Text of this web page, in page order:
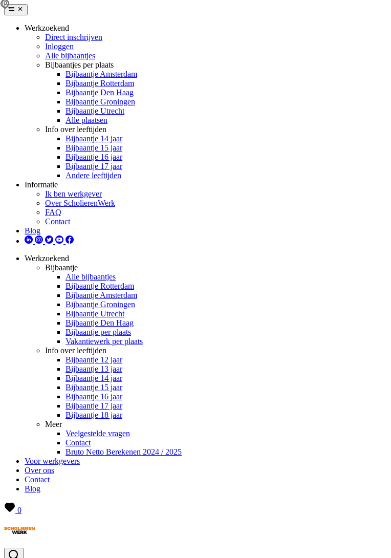
Werkzoekend
Direct inschrijven
Inloggen
Alle bijbaantjes
Bijbaantjes per plaats
Bijbaantje Amsterdam
Bijbaantje Rotterdam
Bijbaantje Den Haag
Bijbaantje Groningen
Bijbaantje Utrecht
Alle plaatsen
Info over leeftijden
Bijbaantje 14 jaar
Bijbaantje 15 jaar
Bijbaantje 16 jaar
Bijbaantje 17 jaar
Andere leeftijden
Informatie
Ik ben werkgever
Over ScholierenWerk
FAQ
Contact
Blog
Werkzoekend
Bijbaantje
Alle bijbaantjes
Bijbaantje Rotterdam
Bijbaantje Amsterdam
Bijbaantje Groningen
Bijbaantje Utrecht
Bijbaantje Den Haag
Bijbaantje per plaats
Vakantiewerk per plaats
Info over leeftijden
Bijbaantje 12 jaar
Bijbaantje 13 jaar
Bijbaantje 14 jaar
Bijbaantje 15 jaar
Bijbaantje 16 jaar
Bijbaantje 17 jaar
Bijbaantje 18 jaar
Meer
Veelgestelde vragen
Contact
Bruto Netto Berekenen 2024 / 2025
Voor werkgevers
Over ons
Contact
Blog
0